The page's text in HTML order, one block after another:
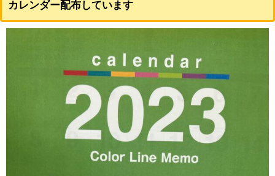
カレンダー配布しています